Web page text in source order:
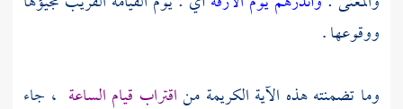
ووقوعها .
وما تضمنته هذه الآية الكريمة مناقتراب قيام الساعة ، جاء